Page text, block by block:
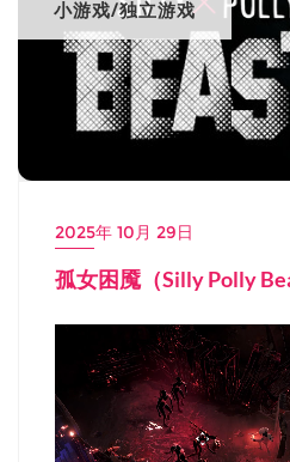
小游戏/独立游戏
2025年 10月 29日
孤女困魇（Silly Polly